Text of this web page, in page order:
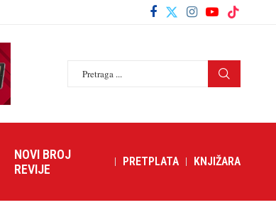
NOVI BROJ
REVIJE
PRETPLATA KNJIŽARA